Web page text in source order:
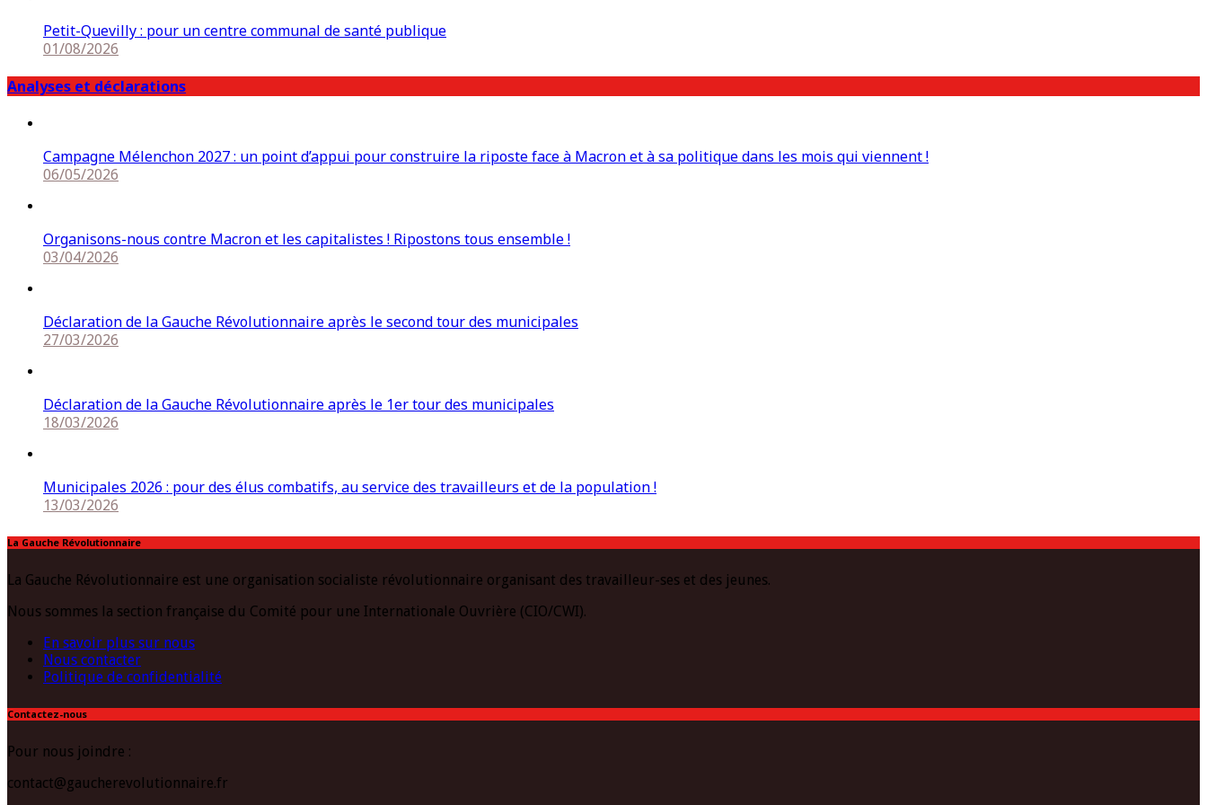
Petit-Quevilly : pour un centre communal de santé publique
01/08/2026
Analyses et déclarations
Campagne Mélenchon 2027 : un point d’appui pour construire la riposte face à Macron et à sa politique dans les mois qui viennent !
06/05/2026
Organisons-nous contre Macron et les capitalistes ! Ripostons tous ensemble !
03/04/2026
Déclaration de la Gauche Révolutionnaire après le second tour des municipales
27/03/2026
Déclaration de la Gauche Révolutionnaire après le 1er tour des municipales
18/03/2026
Municipales 2026 : pour des élus combatifs, au service des travailleurs et de la population !
13/03/2026
La Gauche Révolutionnaire
La Gauche Révolutionnaire est une organisation socialiste révolutionnaire organisant des travailleur-ses et des jeunes.
Nous sommes la section française du Comité pour une Internationale Ouvrière (CIO/CWI).
En savoir plus sur nous
Nous contacter
Politique de confidentialité
Contactez-nous
Pour nous joindre :
contact@gaucherevolutionnaire.fr